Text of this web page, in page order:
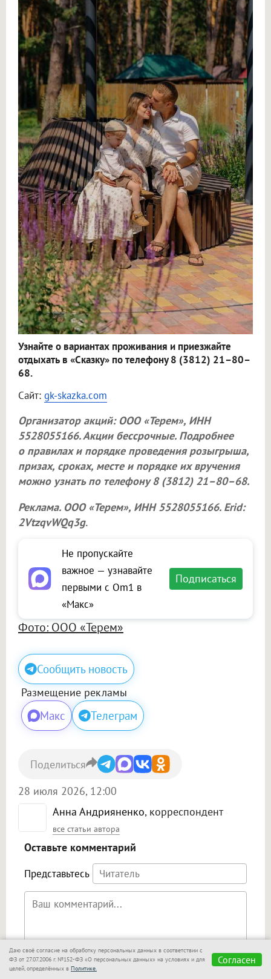
Узнайте о вариантах проживания и приезжайте
отдыхать в «Сказку» по телефону 8 (3812) 21–80–
68.
Сайт: gk-skazka.com
Организатор акций: ООО «Терем», ИНН
5528055166. Акции бессрочные. Подробнее
о правилах и порядке проведения розыгрыша,
призах, сроках, месте и порядке их вручения
можно узнать по телефону 8 (3812) 21–80–68.
Реклама. ООО «Терем», ИНН 5528055166. Erid:
2VtzqvWQq3g.
Не пропускайте
важное — узнавайте
первыми с Om1 в
«Макс»
Подписаться
Фото: ООО «Терем»
Сообщить новость
Размещение рекламы
Макс Телеграм
Анна Андрияненко, корреспондент
все статьи автора
28 июля 2026, 12:00
Поделиться
Оставьте комментарий
Представьтесь
Поддержка HTML
<b>, <strong>, <u>, <i>, <em>, <s>, <big>,
Я даю согласие на обработку моих персональных данных на
условиях
Политики обработки персональных данных
Даю своё согласие на обработку персональных данных в соответствии с
ФЗ от 27.07.2006 г. №152-ФЗ «О персональных данных» на условиях и для
целей, определённых в Политике.
Согласен